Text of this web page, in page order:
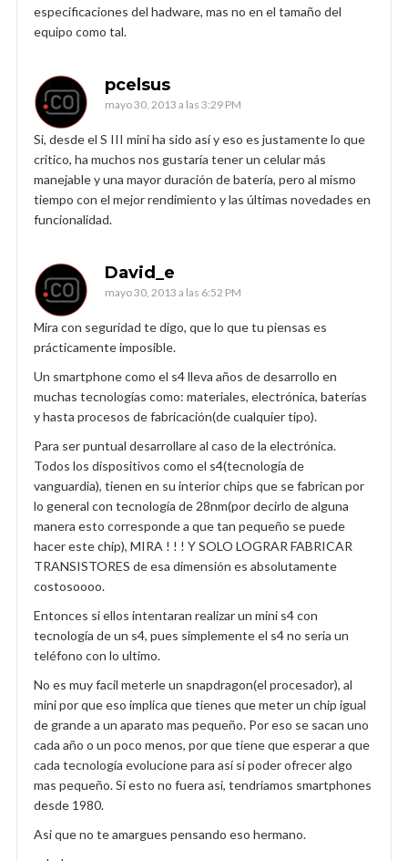
especificaciones del hadware, mas no en el tamaño del
equipo como tal.
pcelsus
mayo 30, 2013 a las 3:29 PM
Si, desde el S III mini ha sido así y eso es justamente lo que
critico, ha muchos nos gustaría tener un celular más
manejable y una mayor duración de batería, pero al mismo
tiempo con el mejor rendimiento y las últimas novedades en
funcionalidad.
David_e
mayo 30, 2013 a las 6:52 PM
Mira con seguridad te digo, que lo que tu piensas es
prácticamente imposible.
Un smartphone como el s4 lleva años de desarrollo en
muchas tecnologías como: materiales, electrónica, baterías
y hasta procesos de fabricación(de cualquier tipo).
Para ser puntual desarrollare al caso de la electrónica.
Todos los dispositivos como el s4(tecnología de
vanguardia), tienen en su interior chips que se fabrican por
lo general con tecnología de 28nm(por decirlo de alguna
manera esto corresponde a que tan pequeño se puede
hacer este chip), MIRA ! ! ! Y SOLO LOGRAR FABRICAR
TRANSISTORES de esa dimensión es absolutamente
costosoooo.
Entonces si ellos intentaran realizar un mini s4 con
tecnología de un s4, pues simplemente el s4 no seria un
teléfono con lo ultimo.
No es muy facil meterle un snapdragon(el procesador), al
mini por que eso implica que tienes que meter un chip igual
de grande a un aparato mas pequeño. Por eso se sacan uno
cada año o un poco menos, por que tiene que esperar a que
cada tecnología evolucione para así si poder ofrecer algo
mas pequeño. Si esto no fuera asi, tendriamos smartphones
desde 1980.
Asi que no te amargues pensando eso hermano.